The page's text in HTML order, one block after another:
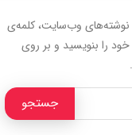
وب‌سایت، کلمه‌ی
را بنویسید و بر روی
جستجو